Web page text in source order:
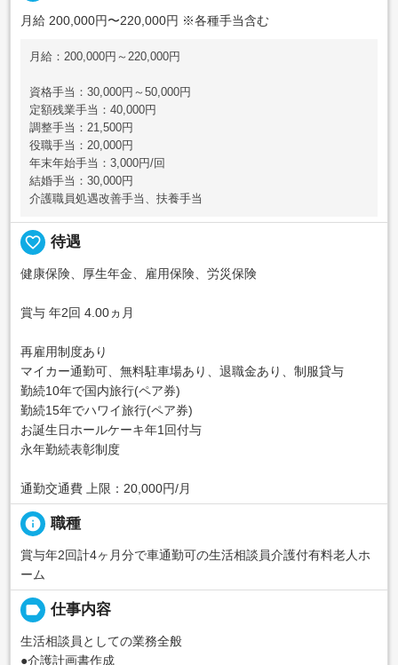
月給 200,000円〜220,000円 ※各種手当含む
月給：200,000円～220,000円
資格手当：30,000円～50,000円
定額残業手当：40,000円
調整手当：21,500円
役職手当：20,000円
年末年始手当：3,000円/回
結婚手当：30,000円
介護職員処遇改善手当、扶養手当
favorite_border 待遇
健康保険、厚生年金、雇用保険、労災保険
賞与 年2回 4.00ヵ月
再雇用制度あり
マイカー通勤可、無料駐車場あり、退職金あり、制服貸与
勤続10年で国内旅行(ペア券)
勤続15年でハワイ旅行(ペア券)
お誕生日ホールケーキ年1回付与
永年勤続表彰制度
通勤交通費 上限：20,000円/月
info 職種
賞与年2回計4ヶ月分で車通勤可の生活相談員介護付有料老人ホ
ーム
label 仕事内容
生活相談員としての業務全般
●介護計画書作成